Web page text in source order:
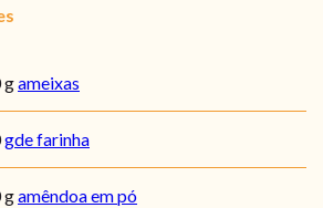
gameixas
gde farinha
gamêndoa em pó